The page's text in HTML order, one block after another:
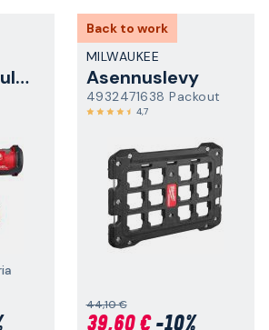
Akkurunkonaulain
Back to work
MILWAUKEE
Asennuslevy
4932471638 Packout
4,7
44,10 €
39,60 €-10%